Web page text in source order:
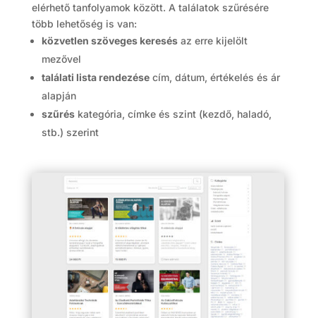
elérhető tanfolyamok között. A találatok szűrésére
több lehetőség is van:
közvetlen szöveges keresésaz erre kijelölt
mezővel
találati lista rendezésecím, dátum, értékelés és ár
alapján
szűréskategória, címke és szint (kezdő, haladó,
stb.) szerint